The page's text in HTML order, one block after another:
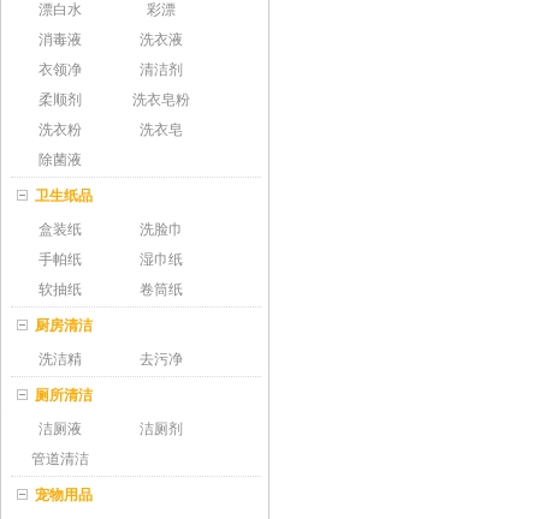
漂白水
彩漂
消毒液
洗衣液
衣领净
清洁剂
柔顺剂
洗衣皂粉
洗衣粉
洗衣皂
除菌液
卫生纸品
盒装纸
洗脸巾
手帕纸
湿巾纸
软抽纸
卷筒纸
厨房清洁
洗洁精
去污净
厕所清洁
洁厕液
洁厕剂
管道清洁
宠物用品